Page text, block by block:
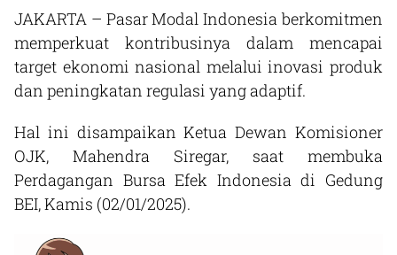
JAKARTA – Pasar Modal Indonesia berkomitmen
memperkuat kontribusinya dalam mencapai
target ekonomi nasional melalui inovasi produk
dan peningkatan regulasi yang adaptif.
Hal ini disampaikan Ketua Dewan Komisioner
OJK, Mahendra Siregar, saat membuka
Perdagangan Bursa Efek Indonesia di Gedung
BEI, Kamis (02/01/2025).